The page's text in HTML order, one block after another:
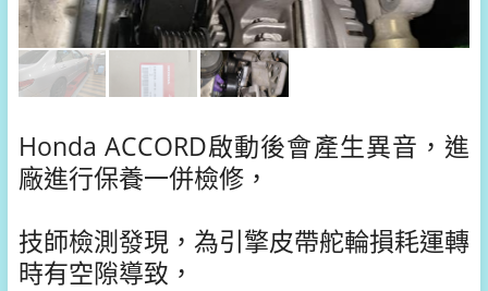
Honda ACCORD啟動後會產生異音，進
廠進行保養一併檢修，
技師檢測發現，為引擎皮帶舵輪損耗運轉
時有空隙導致，